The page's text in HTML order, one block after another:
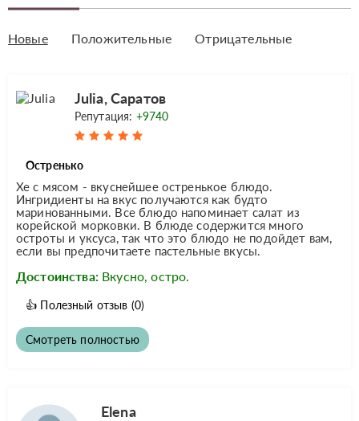
Новые Положительные Отрицательные
Julia, Саратов
Репутация: +9740
Остренько
Хе с мясом - вкуснейшее остренькое блюдо.
Ингридиенты на вкус получаются как будто
маринованными. Все блюдо напоминает салат из
корейской морковки. В блюде содержится много
остроты и уксуса, так что это блюдо не подойдет вам,
если вы предпочитаете пастельные вкусы.
Достоинства: Вкусно, остро.
👍 Полезный отзыв (0)
Смотреть полностью
Elena